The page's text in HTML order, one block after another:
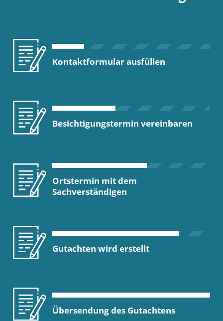
Kontaktformular ausfüllen
Besichtigungstermin vereinbaren
Ortstermin mit dem
Sachverständigen
Gutachten wird erstellt
Übersendung des Gutachtens